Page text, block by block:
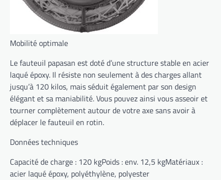
Mobilité optimale
Le fauteuil papasan est doté d’une structure stable en acier
laqué époxy. Il résiste non seulement à des charges allant
jusqu’à 120 kilos, mais séduit également par son design
élégant et sa maniabilité. Vous pouvez ainsi vous asseoir et
tourner complètement autour de votre axe sans avoir à
déplacer le fauteuil en rotin.
Données techniques
Capacité de charge : 120 kgPoids : env. 12,5 kgMatériaux :
acier laqué époxy, polyéthylène, polyester